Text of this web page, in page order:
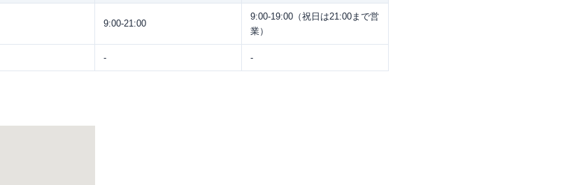
9:00-21:00
9:00-19:00（祝日は21:00まで営
業）
- -